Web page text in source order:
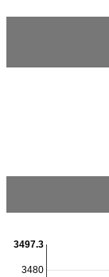
3480
3497.3